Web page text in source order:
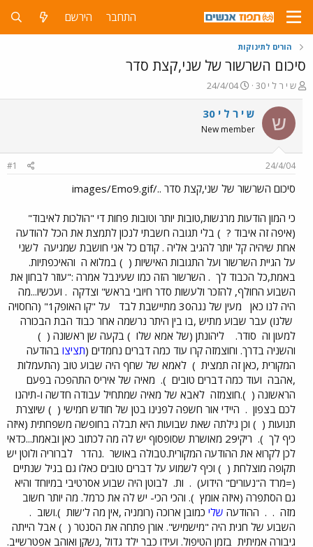
התחבר הירשם
הורים לתינוקות
סיכום השרשור של שני,קצת סדר
פ
ו
ת
ח
ה
ש
א
ש י ר ל י 30
פ
ו
ר
ם
ר
24/4/04
ש ש י ר ל י 30
New member
24/4/04
#1
סיכום השרשור של שני,קצת סדר ../images/Emo9.gif
כי המון הודעות מרגשות,טובות יותר וטובות פחות די "הולכות לאיבוד"
(איפה זה איבוד ? ) בלי תגובה חשבתי לנכון לתמצת את הכל להודעה
אחת שיהיה קל יותר להגיב אליה . קודם כל אני חושבת שמגיעה לשני
על הגיית השרשור ועל התגובות האישיות ( ) במלוא ה והאיכפתיות.
באמת,כל הכבוד לך . השרשור הזה כמו שעינבל אמרה :"עוזר לבחון את
השבוע החולף, להזכר ולעשות סדר חיובי בראש" וצדקה . ועכשיו...מה
היה לנו כאן
מעין של נגה30 מתיישבת לבד
על "קו האופק1" (החסויה
שלנו) עבר שבוע מתיש ,בו בין היתר נרשמה אחר כבוד הבת הבכורה
למעון וה סודר. ליהונתן (של אמא שלו ) בקעה שן ראשונה ( )
והשניה בדרך. וחוצמזה קרו עוד כמה דברים נחמדים (תציצו בהודעה
המקורית ,כאן זה תמצית ) לאמא של שחף היה שבוע טוב (התעמלות
,אהבה ועוד כמה דברים טובים ). מאיה של איריס התהפכה בפעם
הראשונה ( ).חוצמזה לאבא של מאיה שמתחיל עבודה חדשה ו-תיהנו
לכם בצפון . היידי אור חשפה לפנינו בטן של חודש חמישי ( ) שיוצרת
תנועות ( ) וכן גילתה שאת שבועות היא תבלה בחופשה משפחתית (איזה
כיף לך ).
ריקי29 מאושרת שסופסוף יש לה מה לכתוב כאן ובאמת...כדאי
לכן לקרוא את ההודעה המקורית.טבולה באושר .נהדר לברוריה ולוטן יש
תקופה מוצלחת ( ) וכיף לשמוע על דברים טובים כאלו גם בגיל שנתיים
(=מרד ה"נעורים" הידוע) . ות. לבוטן היה שבוע אסרטיבי במיוחד והיא
גם הסתפרה (איזה אומץ ). והכי הכי- יש לה את כרמל. מה יותר חשוב
מזה .
. ההודעה שלי כמובן ארוכה (רומניה ,אין מה ל'שות ).ושוב .
השבוע של חגית היה "מישמיש". אורן פתחה את הסנטר ( ) אבל הייתה
גיבורה אמיתית בזמן הטיפול. ועידו כבר ילד גדול ,נשקן ואוהב אפטרשייב.